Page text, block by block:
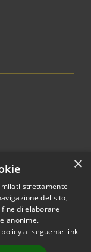
© 2026 • Comune di
Giorgio • Powered by
×
strettamente
del sito,
di elaborare
anonime.
al seguente link